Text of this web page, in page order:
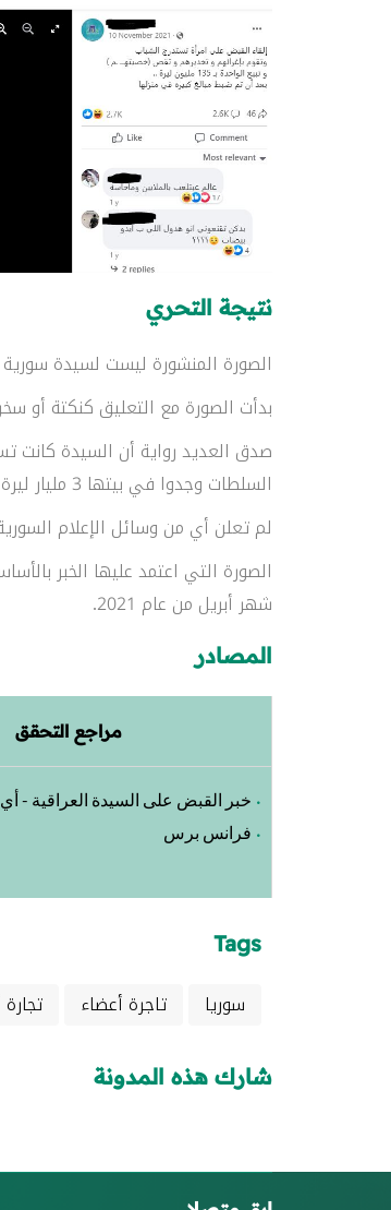
نتيجة التحري
الصورة المنشورة ليست لسيدة سورية
بدأت الصورة مع التعليق كنكتة أو
صدق العديد رواية أن السيدة كانت
السلطات وجدوا في بيتها 3 مليار ليرة سورية.
لم تعلن أي من وسائل الإعلام
الصورة التي اعتمد عليها الخبر
شهر أبريل من عام 2021.
المصادر
مراجع التحقق
خبر القبض على السيدة العراقية -
فرانس برس
Tags
سوريا تاجرة أعضاء
شارك هذه المدونة